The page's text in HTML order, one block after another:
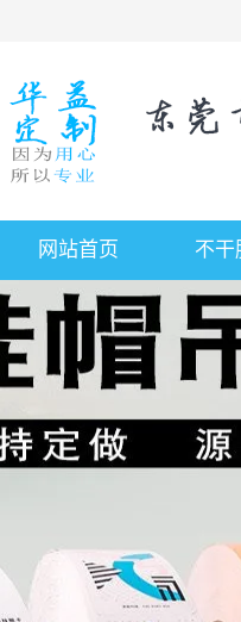
网站首页 不干